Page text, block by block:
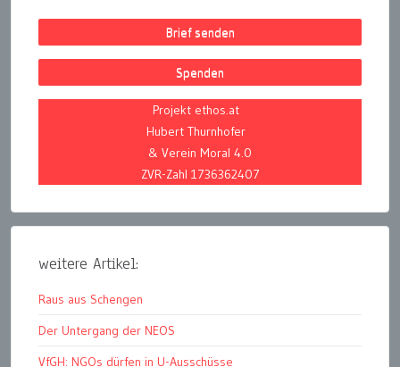
Brief senden
Spenden
Projekt ethos.at
Hubert Thurnhofer
& Verein Moral 4.0
ZVR-Zahl 1736362407
weitere Artikel:
Raus aus Schengen
Der Untergang der NEOS
VfGH: NGOs dürfen in U-Ausschüsse